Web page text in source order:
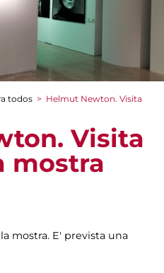
todos > Helmut Newton. Visita
Visita
mostra
mostra. E' prevista una